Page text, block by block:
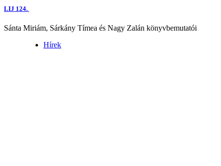
LIJ 124.
Sánta Miriám, Sárkány Tímea és Nagy Zalán könyvbemutatói
Hírek